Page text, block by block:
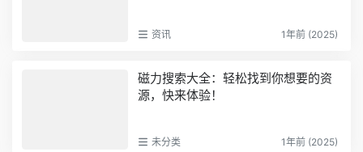
资讯 1年前 (2025)
磁力搜索大全：轻松找到你想要的资
源，快来体验！
未分类 1年前 (2025)